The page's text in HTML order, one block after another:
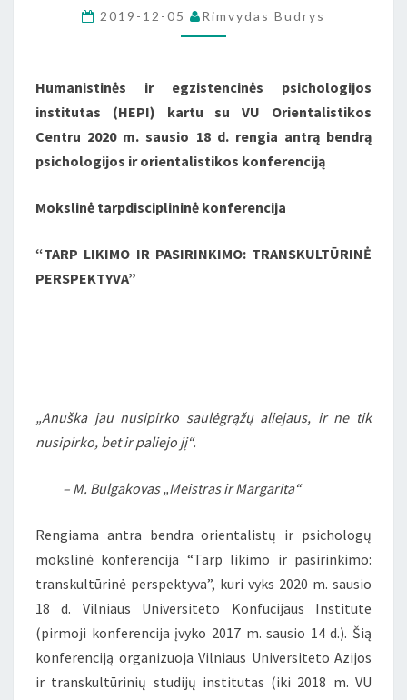
TRANSKULTŪRINĖ
PERSPEKTYVA”
SAUSIO
18
D.
2019-12-05 Rimvydas Budrys
Humanistinės ir egzistencinės psichologijos
institutas (HEPI) kartu su VU Orientalistikos
Centru 2020 m. sausio 18 d. rengia antrą bendrą
psichologijos ir orientalistikos konferenciją
Mokslinė tarpdisciplininė konferencija
“TARP LIKIMO IR PASIRINKIMO: TRANSKULTŪRINĖ
PERSPEKTYVA”
„Anuška jau nusipirko saulėgrąžų aliejaus, ir ne tik
nusipirko, bet ir paliejo jį“.
– M. Bulgakovas „Meistras ir Margarita“
Rengiama antra bendra orientalistų ir psichologų
mokslinė konferencija “Tarp likimo ir pasirinkimo:
transkultūrinė perspektyva”, kuri vyks 2020 m. sausio
18 d. Vilniaus Universiteto Konfucijaus Institute
(pirmoji konferencija įvyko 2017 m. sausio 14 d.). Šią
konferenciją organizuoja Vilniaus Universiteto Azijos
ir transkultūrinių studijų institutas (iki 2018 m. VU